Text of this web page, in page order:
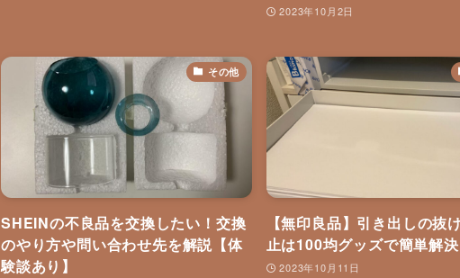
2023年10月2日
その他
SHEINの不良品を交換したい！交換
のやり方や問い合わせ先を解説【体
験談あり】
【無印良品】引き出しの抜
止は100均グッズで簡単解決
2023年10月11日